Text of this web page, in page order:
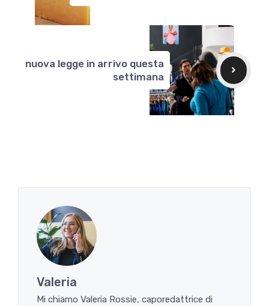
nuova legge in arrivo questa
settimana
Valeria
Mi chiamo Valeria Rossie, caporedattrice di